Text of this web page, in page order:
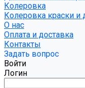
Колеровка
Колеровка краски и
О нас
Оплата и доставка
Контакты
Задать вопрос
Войти
Логин